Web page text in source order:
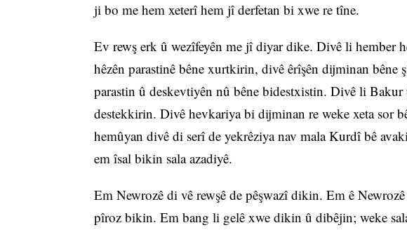
ji bo me hem xeterî hem jî derfetan bi xwe re tîne.
Ev rewş erk û wezîfeyên me jî diyar dike. Divê li hember
hêzên parastinê bêne xurtkirin, divê êrîşên dijminan bêne
parastin û deskevtiyên nû bêne bidestxistin. Divê li
destekkirin. Divê hevkariya bi dijminan re weke xeta sor
hemûyan divê di serî de yekrêziya nav mala Kurdî bê
em îsal bikin sala azadiyê.
Em Newrozê di vê rewşê de pêşwazî dikin. Em ê
pîroz bikin. Em bang li gelê xwe dikin û dibêjin; weke